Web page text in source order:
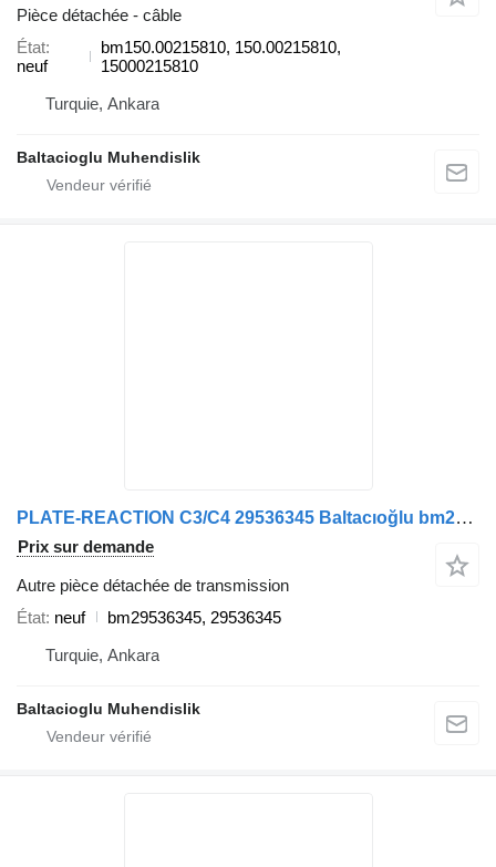
Pièce détachée - câble
État
neuf
bm150.00215810, 150.00215810,
15000215810
Turquie, Ankara
Baltacioglu Muhendislik
PLATE-REACTION C3/C4 29536345 Baltacıoğlu bm29536345 pour bus
Prix sur demande
Autre pièce détachée de transmission
État neuf
bm29536345, 29536345
Turquie, Ankara
Baltacioglu Muhendislik